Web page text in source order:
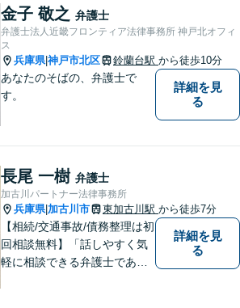
い。公認会計士試験合格者。
【夜間・休日相談可能（要予
約）】【弁護士歴10年以上】
金子 敬之 弁護士
弁護士法人近畿フロンティア法律事務所 神戸北オフィ
ス
兵庫県|神戸市北区 鈴蘭台駅 から徒歩10分
あなたのそばの、弁護士で
す。
詳細を見
る
長尾 一樹 弁護士
加古川パートナー法律事務所
兵庫県|加古川市 東加古川駅 から徒歩7分
【相続/交通事故/債務整理は初
回相談無料】「話しやすく気
軽に相談できる弁護士である
詳細を見
る